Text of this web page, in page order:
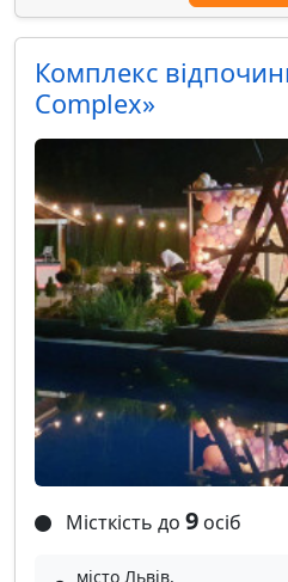
Комплекс
Complex»
Місткість до 9 осіб
місто Львів,